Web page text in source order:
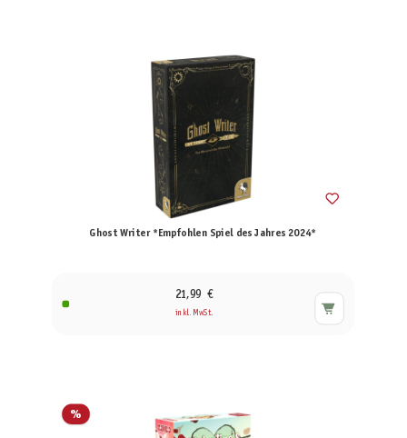
Ghost Writer *Empfohlen Spiel des Jahres 2024*
21,99 €
inkl. MwSt.
%